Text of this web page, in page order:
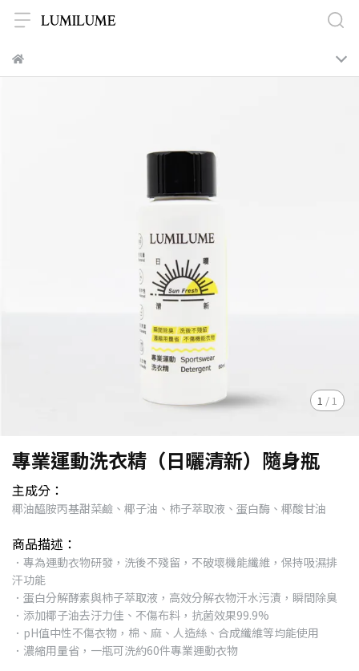
1 / 1
專業運動洗衣精（日曬清新）隨身瓶
主成分：
椰油醯胺丙基甜菜鹼、椰子油、柿子萃取液、蛋白酶、椰酸甘油
商品描述：
．專為運動衣物研發，洗後不殘留，不破壞機能纖維，保持吸濕排
汗功能
．蛋白分解酵素與柿子萃取液，高效分解衣物汗水污漬，瞬間除臭
．添加椰子油去汙力佳、不傷布料，抗菌效果99.9%
．pH值中性不傷衣物，棉、麻、人造絲、合成纖維等均能使用
．濃縮用量省，一瓶可洗約60件專業運動衣物